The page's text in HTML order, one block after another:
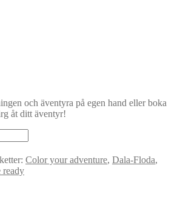
och äventyra på egen hand eller boka
åt ditt äventyr!
Color your adventure, Dala-Floda,
ready